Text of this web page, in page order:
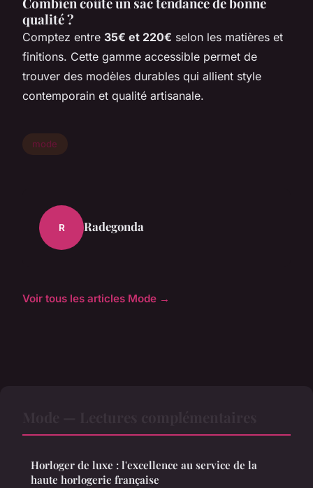
qualité ?
Comptez entre 35€ et 220€ selon les matières et
finitions. Cette gamme accessible permet de
trouver des modèles durables qui allient style
contemporain et qualité artisanale.
mode
R Radegonda
Voir tous les articles Mode →
Horloger de luxe : l'excellence au service de la
haute horlogerie française